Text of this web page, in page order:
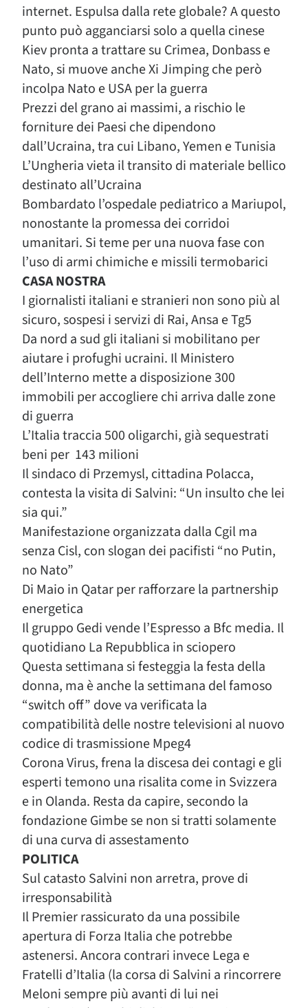
internet. Espulsa dalla rete globale? A questo
punto può agganciarsi solo a quella cinese
Kiev pronta a trattare su Crimea, Donbass e
Nato, si muove anche Xi Jimping che però
incolpa Nato e USA per la guerra
Prezzi del grano ai massimi, a rischio le
forniture dei Paesi che dipendono
dall’Ucraina, tra cui Libano, Yemen e Tunisia
L’Ungheria vieta il transito di materiale bellico
destinato all’Ucraina
Bombardato l’ospedale pediatrico a Mariupol,
nonostante la promessa dei corridoi
umanitari. Si teme per una nuova fase con
l’uso di armi chimiche e missili termobarici
CASA NOSTRA
I giornalisti italiani e stranieri non sono più al
sicuro, sospesi i servizi di Rai, Ansa e Tg5
Da nord a sud gli italiani si mobilitano per
aiutare i profughi ucraini. Il Ministero
dell’Interno mette a disposizione 300
immobili per accogliere chi arriva dalle zone
di guerra
L’Italia traccia 500 oligarchi, già sequestrati
beni per 143 milioni
Il sindaco di Przemysl, cittadina Polacca,
contesta la visita di Salvini: “Un insulto che lei
sia qui.”
Manifestazione organizzata dalla Cgil ma
senza Cisl, con slogan dei pacifisti “no Putin,
no Nato”
Di Maio in Qatar per rafforzare la partnership
energetica
Il gruppo Gedi vende l’Espresso a Bfc media. Il
quotidiano La Repubblica in sciopero
Questa settimana si festeggia la festa della
donna, ma è anche la settimana del famoso
“switch off” dove va verificata la
compatibilità delle nostre televisioni al nuovo
codice di trasmissione Mpeg4
Corona Virus, frena la discesa dei contagi e gli
esperti temono una risalita come in Svizzera
e in Olanda. Resta da capire, secondo la
fondazione Gimbe se non si tratti solamente
di una curva di assestamento
POLITICA
Sul catasto Salvini non arretra, prove di
irresponsabilità
Il Premier rassicurato da una possibile
apertura di Forza Italia che potrebbe
astenersi. Ancora contrari invece Lega e
Fratelli d’Italia (la corsa di Salvini a rincorrere
Meloni sempre più avanti di lui nei